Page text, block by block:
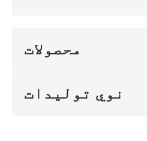
محصولات
نوي تولیدات